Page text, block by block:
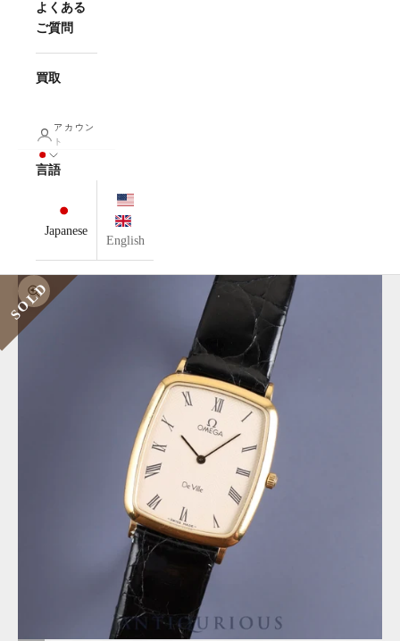
よくある
ご質問
買取
アカウン
ト
言語
Japanese
English
ズームイン
SOLD